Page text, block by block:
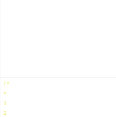
|<
<
1
2